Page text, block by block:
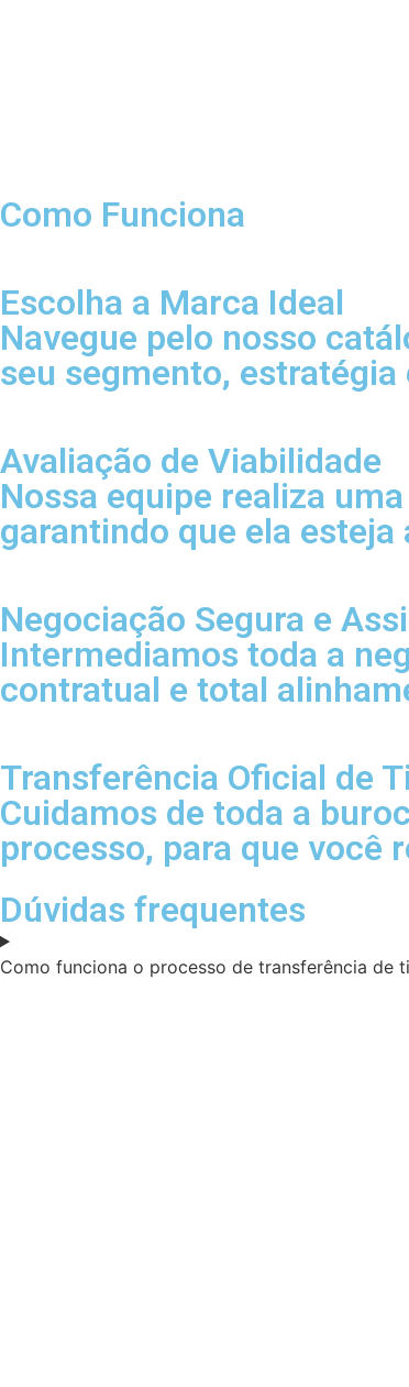
Como Funciona
Escolha a Marca Ideal
Navegue pelo nosso
seu segmento,
Avaliação de Viabilidade
Nossa equipe realiza
garantindo que ela
Negociação Segura e
Intermediamos toda a
contratual e total
Transferência Oficial de
Cuidamos de toda a
processo, para que você
Dúvidas frequentes
Como funciona o processo de transferência de